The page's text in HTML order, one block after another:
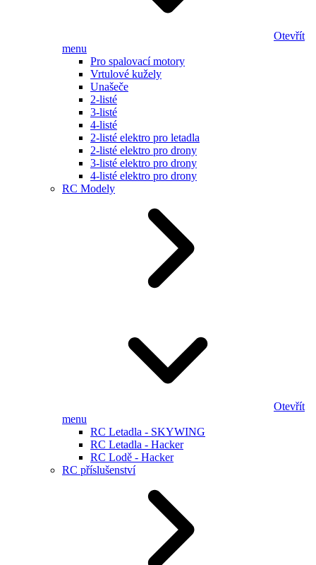
Otevřít
menu
Pro spalovací motory
Vrtulové kužely
Unašeče
2-listé
3-listé
4-listé
2-listé elektro pro letadla
2-listé elektro pro drony
3-listé elektro pro drony
4-listé elektro pro drony
RC Modely
Otevřít
menu
RC Letadla - SKYWING
RC Letadla - Hacker
RC Lodě - Hacker
RC příslušenství